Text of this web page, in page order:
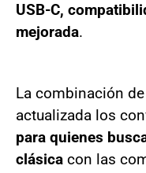
USB-C,
mejorada.
La combinación
actualizada los
para quienes
clásica con las